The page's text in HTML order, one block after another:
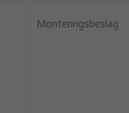
Monteringsbeslag